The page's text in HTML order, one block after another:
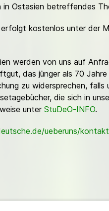
Ostasien betreffendes
kostenlos unter der
werden von uns auf
das jünger als 70
zu widersprechen,
die sich in
unterStuDeO-INFO.
ueberuns/kontakt